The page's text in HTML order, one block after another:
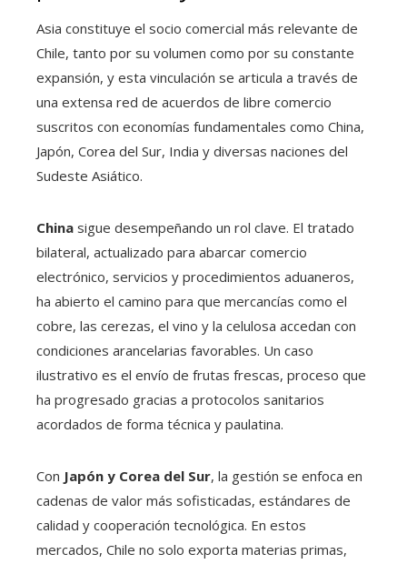
Asia constituye el socio comercial más relevante de
Chile, tanto por su volumen como por su constante
expansión, y esta vinculación se articula a través de
una extensa red de acuerdos de libre comercio
suscritos con economías fundamentales como China,
Japón, Corea del Sur, India y diversas naciones del
Sudeste Asiático.
China sigue desempeñando un rol clave. El tratado
bilateral, actualizado para abarcar comercio
electrónico, servicios y procedimientos aduaneros,
ha abierto el camino para que mercancías como el
cobre, las cerezas, el vino y la celulosa accedan con
condiciones arancelarias favorables. Un caso
ilustrativo es el envío de frutas frescas, proceso que
ha progresado gracias a protocolos sanitarios
acordados de forma técnica y paulatina.
Con Japón y Corea del Sur, la gestión se enfoca en
cadenas de valor más sofisticadas, estándares de
calidad y cooperación tecnológica. En estos
mercados, Chile no solo exporta materias primas,